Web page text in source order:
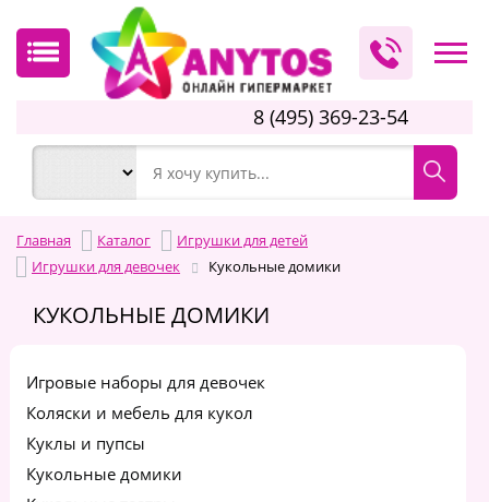
8 (495) 369-23-54
Главная Каталог
Игрушки для детей
Игрушки для девочек
Кукольные домики
КУКОЛЬНЫЕ ДОМИКИ
Игровые наборы для девочек
Коляски и мебель для кукол
Куклы и пупсы
Кукольные домики